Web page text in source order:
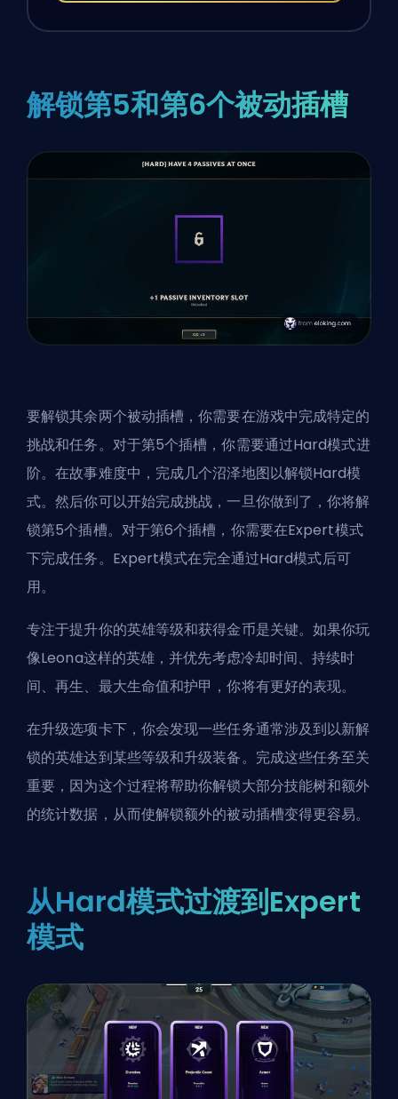
解锁第5和第6个被动插槽
要解锁其余两个被动插槽，你需要在游戏中完成特定的
挑战和任务。对于第5个插槽，你需要通过Hard模式进
阶。在故事难度中，完成几个沼泽地图以解锁Hard模
式。然后你可以开始完成挑战，一旦你做到了，你将解
锁第5个插槽。对于第6个插槽，你需要在Expert模式
下完成任务。Expert模式在完全通过Hard模式后可
用。
专注于提升你的英雄等级和获得金币是关键。如果你玩
像Leona这样的英雄，并优先考虑冷却时间、持续时
间、再生、最大生命值和护甲，你将有更好的表现。
在升级选项卡下，你会发现一些任务通常涉及到以新解
锁的英雄达到某些等级和升级装备。完成这些任务至关
重要，因为这个过程将帮助你解锁大部分技能树和额外
的统计数据，从而使解锁额外的被动插槽变得更容易。
从Hard模式过渡到Expert
模式